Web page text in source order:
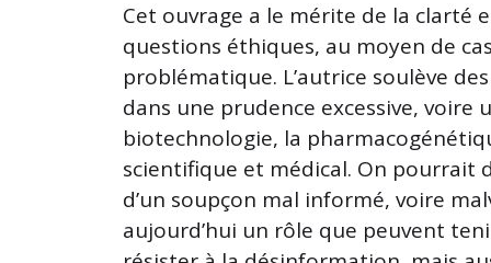
Cet ouvrage a le mérite de la clarté
questions éthiques, au moyen de
problématique. L’autrice soulève
dans une prudence excessive, voire
biotechnologie, la
scientifique et médical. On pourrait
d’un soupçon mal informé, voire
aujourd’hui un rôle que peuvent